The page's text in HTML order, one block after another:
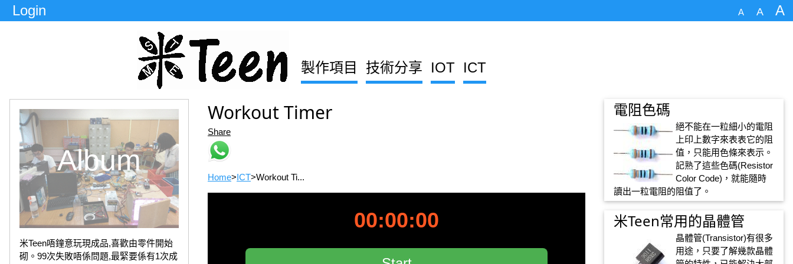
Login A A A
製作項目 技術分享 IOT ICT
Album
米Teen唔鐘意玩現成品,喜歡由零件開始
砌。99次失敗唔係問題,最緊要係有1次成
Workout Timer
Share
Home>ICT>Workout Ti...
00:00:00
電阻色碼
絕不能在一粒細小的電阻
上印上數字來表表它的阻
值，只能用色條來表示。
記熟了這些色碼(Resistor
Color Code)，就能隨時
讀出一粒電阻的阻值了。
米Teen常用的晶體管
晶體管(Transistor)有很多
用途，只要了解幾款晶體